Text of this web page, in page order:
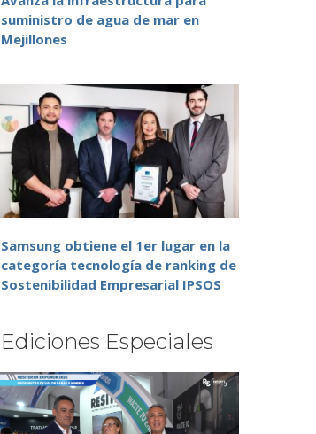
suministro de agua de mar en
Mejillones
Samsung obtiene el 1er lugar en la
categoría tecnología de ranking de
Sostenibilidad Empresarial IPSOS
Ediciones Especiales